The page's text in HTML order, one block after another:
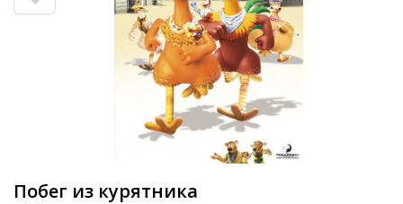
Побег из курятника